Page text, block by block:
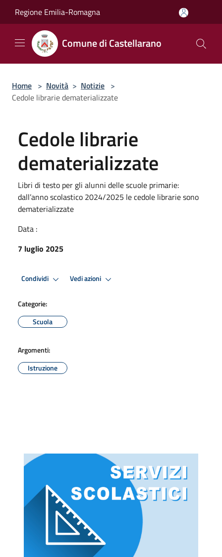
Regione Emilia-Romagna
Comune di Castellarano
Home > Novità > Notizie >
Cedole librarie dematerializzate
Cedole librarie
dematerializzate
Libri di testo per gli alunni delle scuole primarie:
dall’anno scolastico 2024/2025 le cedole librarie sono
dematerializzate
Data :
7 luglio 2025
Condividi Vedi azioni
Categorie:
Scuola
Argomenti:
Istruzione